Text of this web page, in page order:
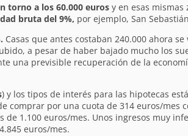
torno a los 60.000 eurosy en esas mismas
bruta del 9%, por ejemplo, San
Casas que antes costaban 240.000 ahora
a pesar de haber bajado mucho los
una previsible recuperación de la
) y los tipos de interés para las hipotecas
comprar por una cuota de 314 euros/mes
1.100 euros/mes. Unos ingresos muy
euros/mes.